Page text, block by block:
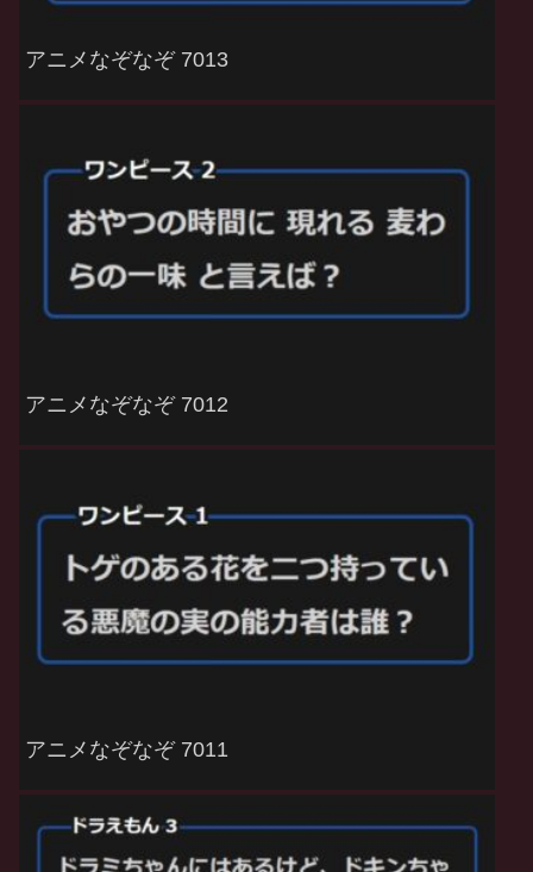
アニメなぞなぞ 7013
アニメなぞなぞ 7012
アニメなぞなぞ 7011